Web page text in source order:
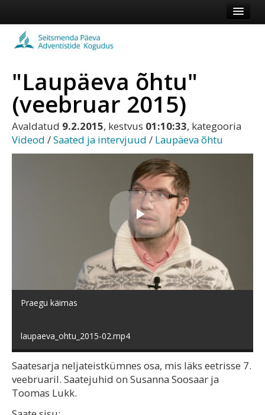
Koduleht
Vaata veel
Logi sisse või registreeru
"Laupäeva õhtu"
(veebruar 2015)
Avaldatud 9.2.2015, kestvus 01:10:33, kategooria
Videod /Saated ja intervjuud / Laupäeva õhtu
Esita
video
Praegu käimas
laupaeva_ohtu_2015-02.mp4
Saatesarja neljateistkümnes osa, mis läks eetrisse 7.
veebruaril. Saatejuhid on Susanna Soosaar ja
Toomas Lukk.